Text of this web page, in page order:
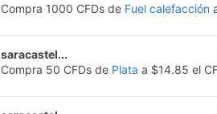
Compra 1000 CFDs de Fuel calefacción
saracastel...
Compra 50 CFDs de Plata a $14.85 el